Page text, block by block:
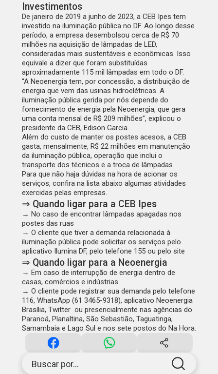
Buscar por...
Investimentos
De janeiro de 2019 a junho de 2023, a CEB Ipes tem
investido na iluminação pública no DF. Ao longo desse
período, a empresa desembolsou cerca de R$ 70
milhões na aquisição de lâmpadas de LED,
consideradas mais sustentáveis e econômicas. Isso
equivale a dizer que foram substituídas
aproximadamente 115 mil lâmpadas em todo o DF.
“A Neoenergia tem, por concessão, a distribuição de
energia que vem das usinas hidroelétricas. A
iluminação pública gerida por nós depende do
fornecimento de energia pela Neoenergia, que gera
uma conta mensal de R$ 209 milhões”, explicou o
presidente da CEB, Edison Garcia.
Além do custo de manter os postes acesos, a CEB
gasta, mensalmente, R$ 22 milhões em manutenção
da iluminação pública, operação que inclui o
transporte dos técnicos e a troca de lâmpadas.
Para que não haja dúvidas na hora de acionar os
serviços, confira na lista abaixo algumas atividades
exercidas pelas empresas.
⇒ Quando ligar para a CEB Ipes
→ No caso de encontrar lâmpadas apagadas nos
postes das ruas
→ O cliente que tiver a demanda relacionada à
iluminação pública pode solicitar os serviços pelo
aplicativo Ilumina DF, pelo telefone 155 ou pelo site
⇒ Quando ligar para a Neoenergia
→ Em caso de interrupção de energia dentro de
casas, comércios e indústrias
→ O cliente pode registrar sua demanda pelo telefone
116, WhatsApp (61 3465-9318), aplicativo Neoenergia
Brasília, Twitter ou presencialmente nas agências do
Paranoá, Planaltina, São Sebastião, Taguatinga,
Samambaia e Lago Sul e nos sete postos do Na Hora.